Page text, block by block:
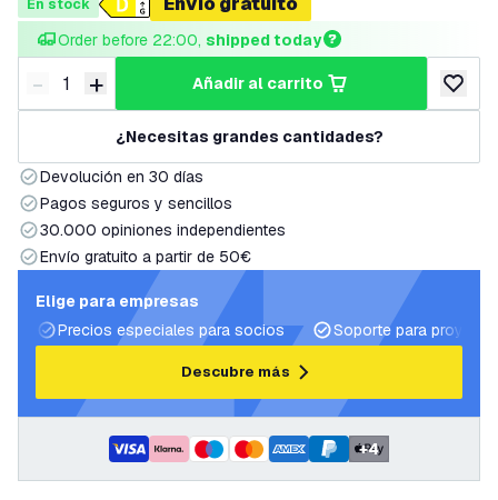
En stock
Order before 22:00, shipped today
Disminuir cantidad
- Aumentar cantidad
+ añadir al carrito
añadir
¿Necesitas grandes cantidades?
Devolución en 30 días
Pagos seguros y sencillos
30.000 opiniones independientes
Envío gratuito a partir de 50€
Elige para empresas
Precios especiales para socios
Soporte para
Descubre más
+4